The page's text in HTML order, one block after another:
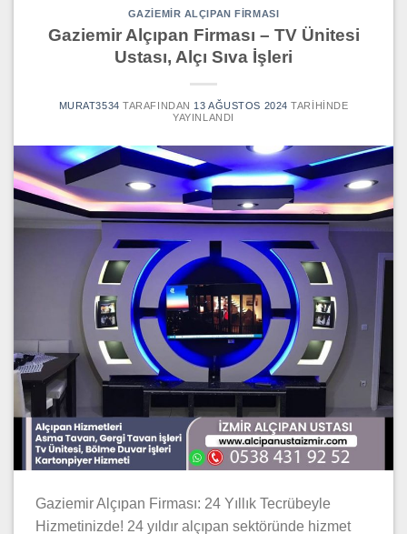
GAZIEMIR ALÇIPAN FIRMASI
Gaziemir Alçıpan Firması – TV Ünitesi
Ustası, Alçı Sıva İşleri
MURAT3534 TARAFINDAN 13 AĞUSTOS 2024 TARIHINDE
YAYINLANDI
Gaziemir Alçıpan Firması: 24 Yıllık Tecrübeyle
Hizmetinizde! 24 yıldır alçıpan sektöründe hizmet